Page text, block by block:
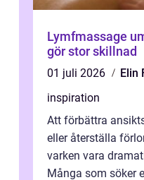
Lymfmassage umeå när lugn
gör stor skillnad
01 juli 2026
Elin
inspiration
Att förbättra
eller återställa
varken vara
Många som söker